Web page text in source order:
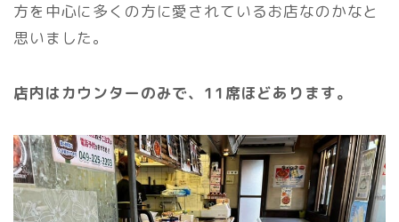
方を中心に多くの方に愛されているお店なのかなと
思いました。
店内はカウンターのみで、11席ほどあります。